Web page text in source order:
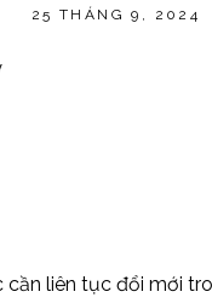
25 THÁNG 9, 2024
cần liên tục đổi mới